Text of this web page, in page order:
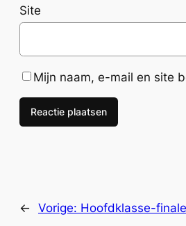
Site
Mijn naam, e-mail en site
← Vorige: Hoofdklasse-